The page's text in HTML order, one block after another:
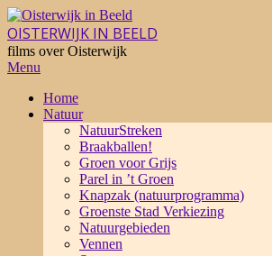
Skip
to
content
OISTERWIJK IN BEELD
films over Oisterwijk
Primary
Menu
Menu
Home
Natuur
NatuurStreken
Braakballen!
Groen voor Grijs
Parel in ’t Groen
Knapzak (natuurprogramma)
Groenste Stad Verkiezing
Natuurgebieden
Vennen